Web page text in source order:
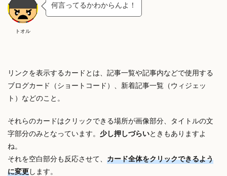
トオル
何言ってるかわからんよ！
リンクを表示するカードとは、記事一覧や記事内などで使用する
ブログカード（ショートコード）、新着記事一覧（ウィジェッ
ト）などのこと。
それらのカードはクリックできる場所が画像部分、タイトルの文
字部分のみとなっています。 少し押しづらいときもありますよ
ね。
それを空白部分も反応させて、 カード全体をクリックできるよう
に変更します。